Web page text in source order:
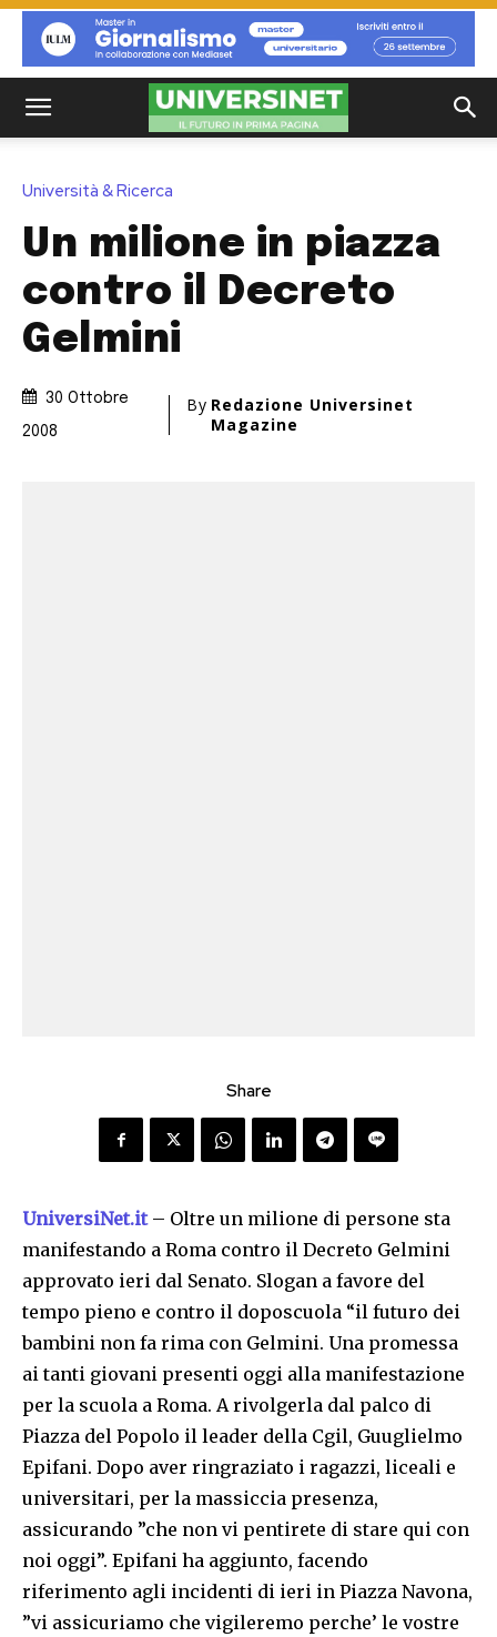
Università & Ricerca
Un milione in piazza
contro il Decreto
Gelmini
30 Ottobre
2008
By Redazione Universinet
Magazine
Share
UniversiNet.it – Oltre un milione di persone sta
manifestando a Roma contro il Decreto Gelmini
approvato ieri dal Senato. Slogan a favore del
tempo pieno e contro il doposcuola “il futuro dei
bambini non fa rima con Gelmini. Una promessa
ai tanti giovani presenti oggi alla manifestazione
per la scuola a Roma. A rivolgerla dal palco di
Piazza del Popolo il leader della Cgil, Guuglielmo
Epifani. Dopo aver ringraziato i ragazzi, liceali e
universitari, per la massiccia presenza,
assicurando ”che non vi pentirete di stare qui con
noi oggi”. Epifani ha aggiunto, facendo
riferimento agli incidenti di ieri in Piazza Navona,
”vi assicuriamo che vigileremo perche’ le vostre